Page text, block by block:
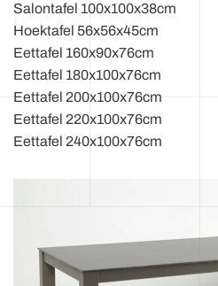
Salontafel 100x100x38cm
Hoektafel 56x56x45cm
Eettafel 160x90x76cm
Eettafel 180x100x76cm
Eettafel 200x100x76cm
Eettafel 220x100x76cm
Eettafel 240x100x76cm